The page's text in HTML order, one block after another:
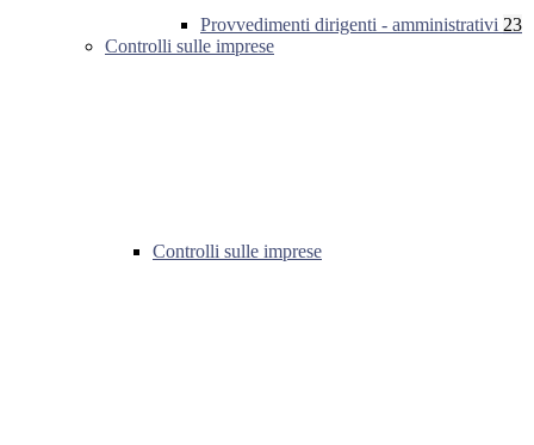
Provvedimenti dirigenti - amministrativi 23
Controlli sulle imprese
Controlli sulle imprese